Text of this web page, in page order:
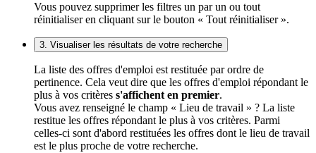
Vous pouvez supprimer les filtres un par un ou tout
réinitialiser en cliquant sur le bouton « Tout réinitialiser ».
3. Visualiser les résultats de votre recherche
La liste des offres d'emploi est restituée par ordre de
pertinence. Cela veut dire que les offres d'emploi répondant le
plus à vos critères s'affichent en premier.
Vous avez renseigné le champ « Lieu de travail » ? La liste
restitue les offres répondant le plus à vos critères. Parmi
celles-ci sont d'abord restituées les offres dont le lieu de travail
est le plus proche de votre recherche.